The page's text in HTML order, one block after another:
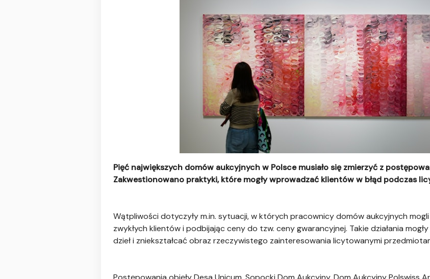
Pięć największych domów aukcyjnych w Polsce musiało się zmierzyć z
Zakwestionowano praktyki, które mogły wprowadzać klientów w błąd podczas
Wątpliwości dotyczyły m.in. sytuacji, w których pracownicy domów aukcyjnych
zwykłych klientów i podbijając ceny do tzw. ceny gwarancyjnej. Takie działania
dzieł i zniekształcać obraz rzeczywistego zainteresowania licytowanymi